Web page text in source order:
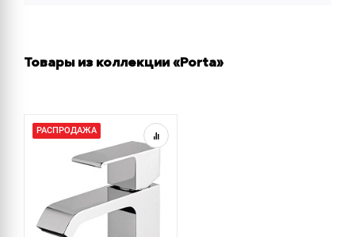
Товары из коллекции «Porta»
РАСПРОДАЖА